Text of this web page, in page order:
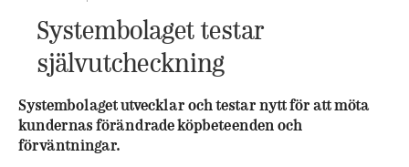
Systembolaget testar
självutcheckning
Systembolaget utvecklar och testar nytt för att möta
kundernas förändrade köpbeteenden och
förväntningar.